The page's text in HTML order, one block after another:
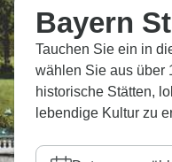
Bayern
Tauchen Sie ein in
wählen Sie aus über
historische Stätten,
lebendige Kultur zu